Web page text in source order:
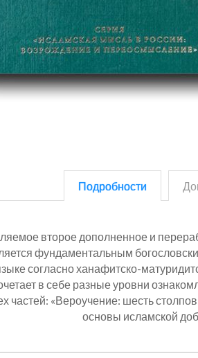
Подробности
второе дополненное и
фундаментальным
согласно ханафитско-
в себе разные уровни
частей: «Вероучение: шесть
основы исламской